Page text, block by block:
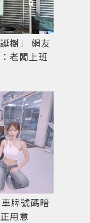
樹」 網友
老闆上班
牌號碼暗
用意